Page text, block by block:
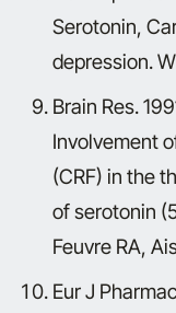
Serotonin,
depression.
Brain Res.
Involvement
(CRF) in the
of serotonin
Feuvre RA,
Eur J